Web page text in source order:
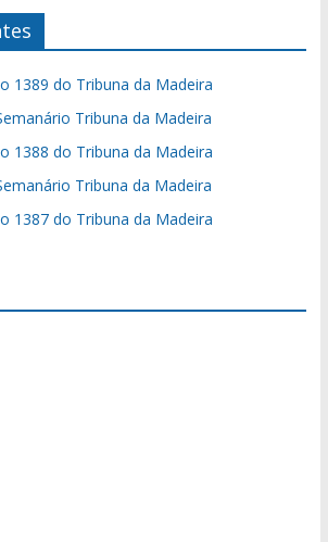
1389 do Tribuna da Madeira
Tribuna da Madeira
1388 do Tribuna da Madeira
Tribuna da Madeira
1387 do Tribuna da Madeira